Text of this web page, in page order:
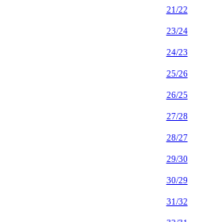
21/22
23/24
24/23
25/26
26/25
27/28
28/27
29/30
30/29
31/32